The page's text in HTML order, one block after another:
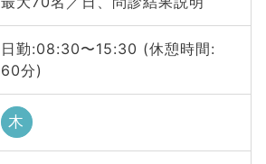
日勤:08:30〜15:30 (休憩時間:
60分)
木